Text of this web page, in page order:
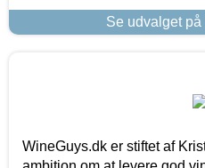
Se udvalget
WineGuys.dk er stiftet af